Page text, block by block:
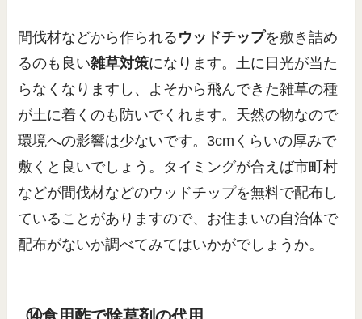
間伐材などから作られる ウッドチップを敷き詰め
るのも良い雑草対策になります。土に日光が当た
らなくなりますし、よそから飛んできた雑草の種
が土に着くのも防いでくれます。天然の物なので
環境への影響は少ないです。3cmくらいの厚みで
敷くと良いでしょう。タイミングが合えば市町村
などが間伐材などのウッドチップを無料で配布し
ていることがありますので、お住まいの自治体で
配布がないか調べてみてはいかがでしょうか。